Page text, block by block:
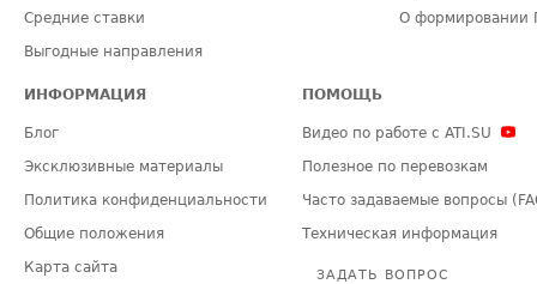
Средние ставки
Выгодные направления
О формировании
ИНФОРМАЦИЯ
Блог
Эксклюзивные материалы
Политика конфиденциальности
Общие положения
Карта сайта
ПОМОЩЬ
Видео по работе с ATI.SU
Полезное по перевозкам
Часто задаваемые вопросы
Техническая информация
ЗАДАТЬ ВОПРОС